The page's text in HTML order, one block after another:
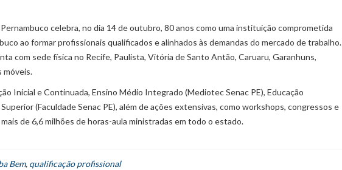
celebra, no dia 14 de outubro, 80 anos como uma instituição comprometida
ao formar profissionais qualificados e alinhados às demandas do mercado de trabalho.
com sede física no Recife, Paulista, Vitória de Santo Antão, Caruaru, Garanhuns,
móveis.
Inicial e Continuada, Ensino Médio Integrado (Mediotec Senac PE), Educação
(Faculdade Senac PE), além de ações extensivas, como workshops, congressos e
de 6,6 milhões de horas-aula ministradas em todo o estado.
Bem, qualificação profissional